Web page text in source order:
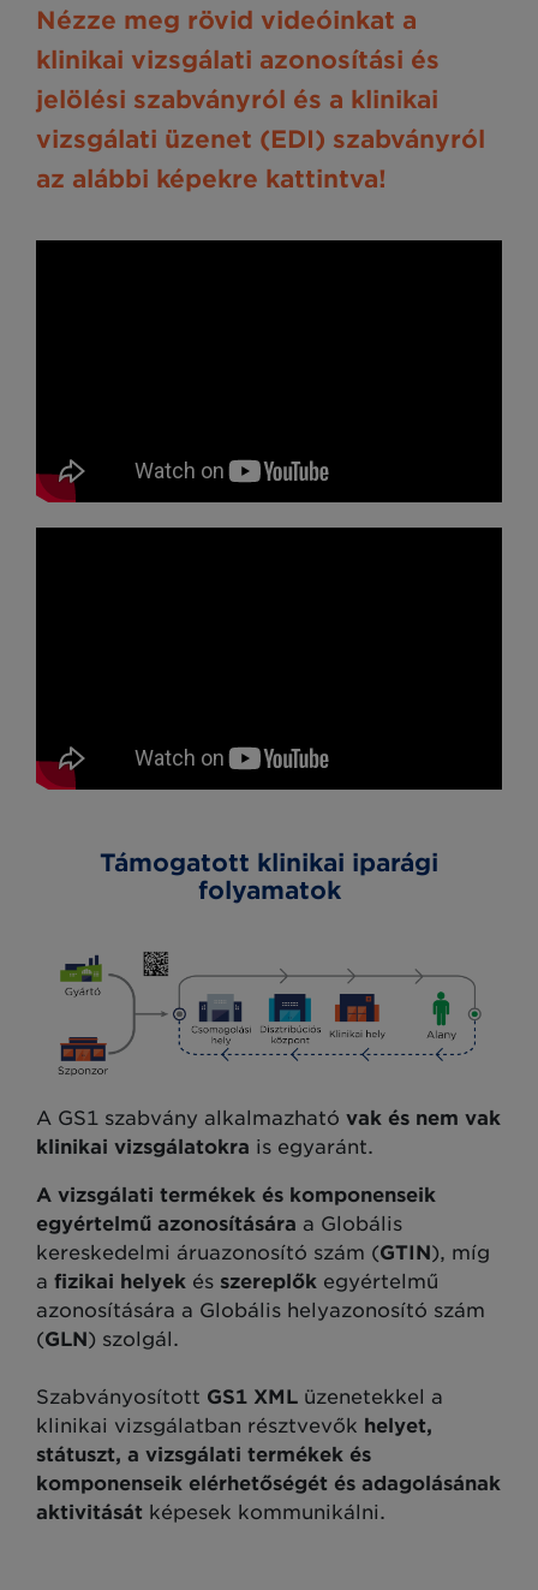
Nézze meg rövid videóinkat a
klinikai vizsgálati azonosítási és
jelölési szabványról​ és a klinikai
vizsgálati üzenet (EDI) szabványról​
az alábbi képekre kattintva!
Támogatott klinikai iparági
folyamatok
A GS1 szabvány alkalmazható vak és nem vak
klinikai vizsgálatokra is egyaránt.
A vizsgálati termékek és komponenseik
egyértelmű azonosítására a Globális
kereskedelmi áruazonosító szám (GTIN), míg
a fizikai helyek és szereplők egyértelmű
azonosítására a Globális helyazonosító szám
(GLN) szolgál.
Szabványosított GS1 XML üzenetekkel a
klinikai vizsgálatban résztvevők helyet,
státuszt, a vizsgálati termékek és
komponenseik elérhetőségét és adagolásának
aktivitását képesek kommunikálni.